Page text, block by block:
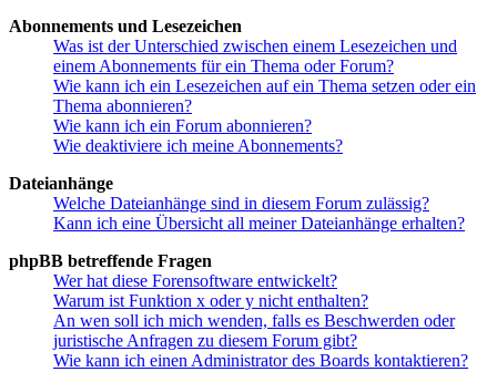
Abonnements und Lesezeichen
Was ist der Unterschied zwischen einem Lesezeichen und
einem Abonnements für ein Thema oder Forum?
Wie kann ich ein Lesezeichen auf ein Thema setzen oder ein
Thema abonnieren?
Wie kann ich ein Forum abonnieren?
Wie deaktiviere ich meine Abonnements?
Dateianhänge
Welche Dateianhänge sind in diesem Forum zulässig?
Kann ich eine Übersicht all meiner Dateianhänge erhalten?
phpBB betreffende Fragen
Wer hat diese Forensoftware entwickelt?
Warum ist Funktion x oder y nicht enthalten?
An wen soll ich mich wenden, falls es Beschwerden oder
juristische Anfragen zu diesem Forum gibt?
Wie kann ich einen Administrator des Boards kontaktieren?